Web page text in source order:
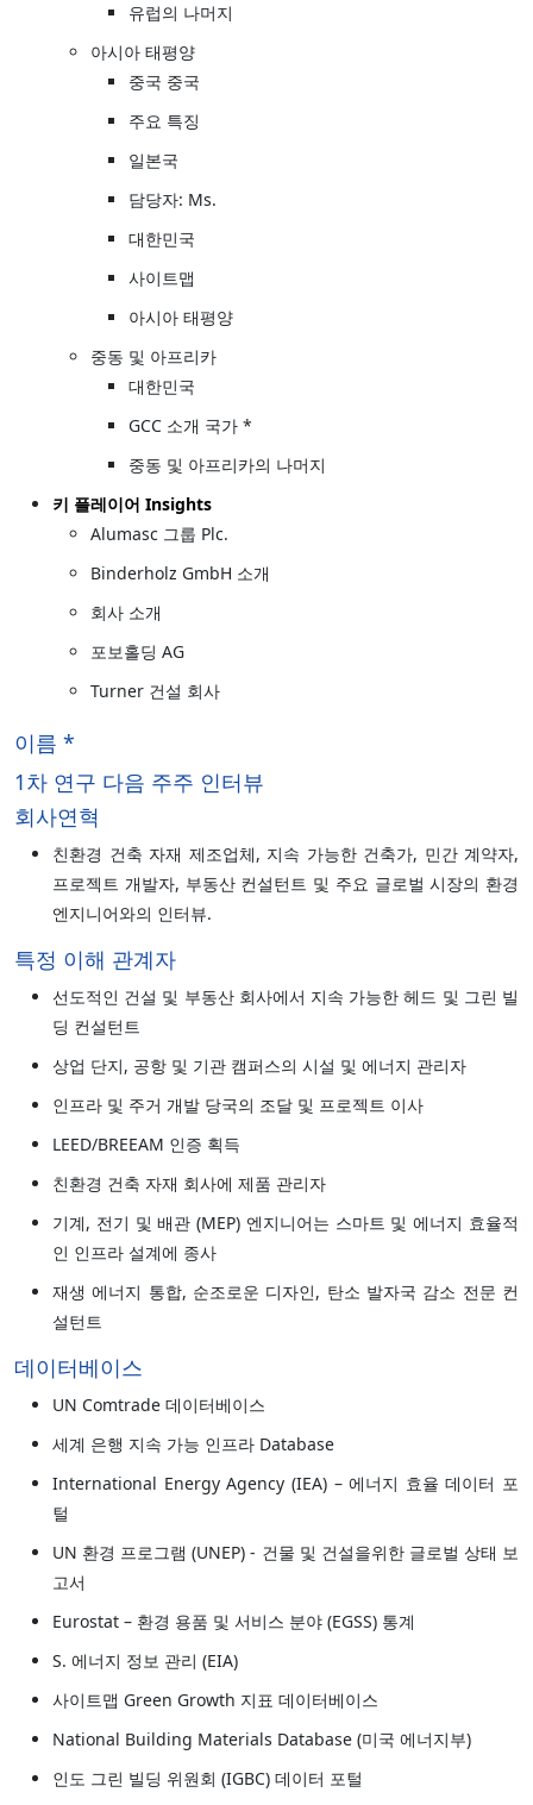
유럽의 나머지
아시아 태평양
중국 중국
주요 특징
일본국
담당자: Ms.
대한민국
사이트맵
아시아 태평양
중동 및 아프리카
대한민국
GCC 소개 국가 *
중동 및 아프리카의 나머지
키 플레이어 Insights
Alumasc 그룹 Plc.
Binderholz GmbH 소개
회사 소개
포보홀딩 AG
Turner 건설 회사
이름 *
1차 연구 다음 주주 인터뷰
회사연혁
친환경 건축 자재 제조업체, 지속 가능한 건축가, 민간 계약자,
프로젝트 개발자, 부동산 컨설턴트 및 주요 글로벌 시장의 환경
엔지니어와의 인터뷰.
특정 이해 관계자
선도적인 건설 및 부동산 회사에서 지속 가능한 헤드 및 그린 빌
딩 컨설턴트
상업 단지, 공항 및 기관 캠퍼스의 시설 및 에너지 관리자
인프라 및 주거 개발 당국의 조달 및 프로젝트 이사
LEED/BREEAM 인증 획득
친환경 건축 자재 회사에 제품 관리자
기계, 전기 및 배관 (MEP) 엔지니어는 스마트 및 에너지 효율적
인 인프라 설계에 종사
재생 에너지 통합, 순조로운 디자인, 탄소 발자국 감소 전문 컨
설턴트
데이터베이스
UN Comtrade 데이터베이스
세계 은행 지속 가능 인프라 Database
International Energy Agency (IEA) – 에너지 효율 데이터 포
털
UN 환경 프로그램 (UNEP) - 건물 및 건설을위한 글로벌 상태 보
고서
Eurostat – 환경 용품 및 서비스 분야 (EGSS) 통계
S. 에너지 정보 관리 (EIA)
사이트맵 Green Growth 지표 데이터베이스
National Building Materials Database (미국 에너지부)
인도 그린 빌딩 위원회 (IGBC) 데이터 포털